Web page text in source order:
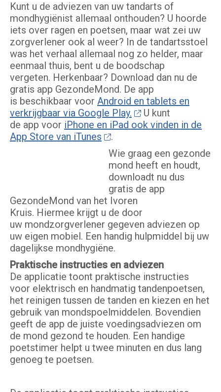
Kunt u de adviezen van uw tandarts of
mondhygiënist allemaal onthouden? U hoorde
iets over ragen en poetsen, maar wat zei uw
zorgverlener ook al weer? In de tandartsstoel
was het verhaal allemaal nog zo helder, maar
eenmaal thuis, bent u de boodschap
vergeten. Herkenbaar? Download dan nu de
gratis app GezondeMond. De app
is beschikbaar voor Android en tablets en
verkrijgbaar via Google Play.
U kunt
de app voor iPhone en iPad ook vinden in de
App Store van iTunes
.
Wie graag een gezonde
mond heeft en houdt,
downloadt nu dus
gratis de app
GezondeMond van het Ivoren
Kruis. Hiermee krijgt u de door
uw mondzorgverlener gegeven adviezen op
uw eigen mobiel. Een handig hulpmiddel bij uw
dagelijkse mondhygiëne.
Praktische instructies en adviezen
De applicatie toont praktische instructies
voor elektrisch en handmatig tandenpoetsen,
het reinigen tussen de tanden en kiezen en het
gebruik van mondspoelmiddelen. Bovendien
geeft de app de juiste voedingsadviezen om
de mond gezond te houden. Een handige
poetstimer helpt u twee minuten en dus lang
genoeg te poetsen.